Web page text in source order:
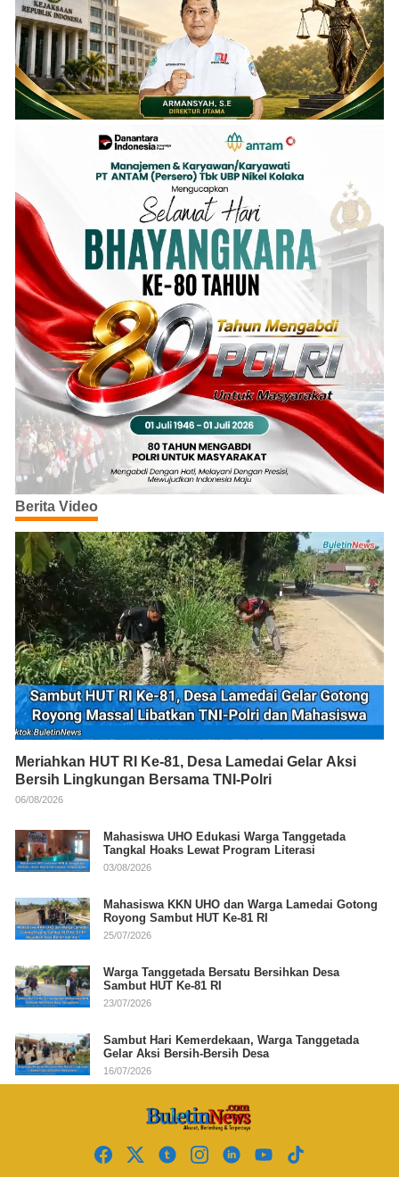
Berita Video
Meriahkan HUT RI Ke-81, Desa Lamedai Gelar Aksi
Bersih Lingkungan Bersama TNI-Polri
06/08/2026
Mahasiswa UHO Edukasi Warga Tanggetada
Tangkal Hoaks Lewat Program Literasi
03/08/2026
Mahasiswa KKN UHO dan Warga Lamedai Gotong
Royong Sambut HUT Ke-81 RI
25/07/2026
Warga Tanggetada Bersatu Bersihkan Desa
Sambut HUT Ke-81 RI
23/07/2026
Sambut Hari Kemerdekaan, Warga Tanggetada
Gelar Aksi Bersih-Bersih Desa
16/07/2026